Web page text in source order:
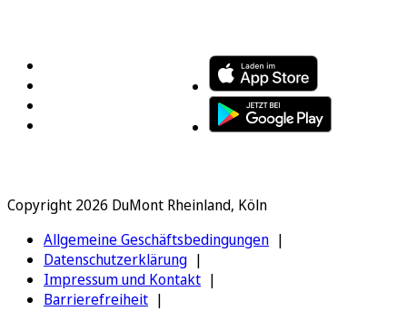
Copyright 2026 DuMont Rheinland, Köln
Allgemeine Geschäftsbedingungen
Datenschutzerklärung
Impressum und Kontakt
Barrierefreiheit